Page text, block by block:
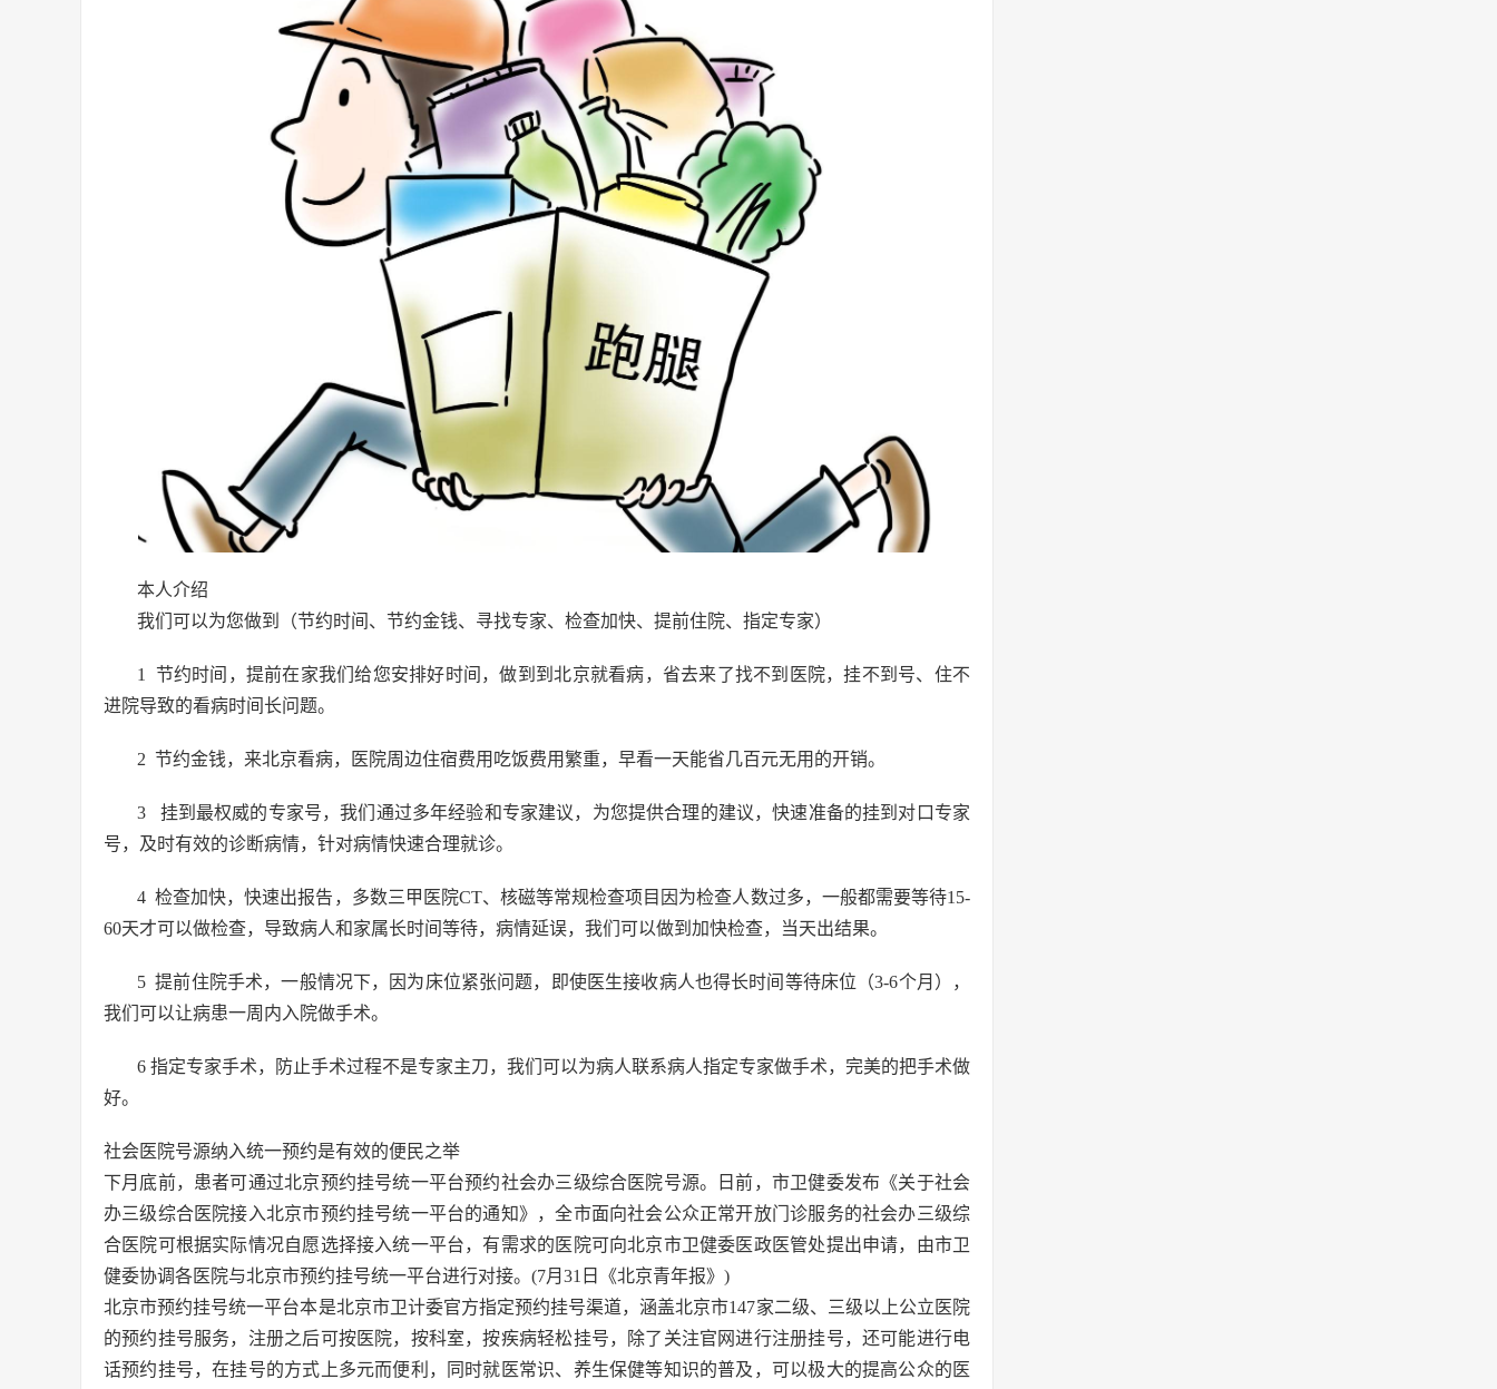
本人介绍
我们可以为您做到（节约时间、节约金钱、寻找专家、检查加快、提前住院、指定专家）
1 节约时间，提前在家我们给您安排好时间，做到到北京就看病，省去来了找不到医院，挂不到号、住不
进院导致的看病时间长问题。
2 节约金钱，来北京看病，医院周边住宿费用吃饭费用繁重，早看一天能省几百元无用的开销。
3 挂到最权威的专家号，我们通过多年经验和专家建议，为您提供合理的建议，快速准备的挂到对口专家
号，及时有效的诊断病情，针对病情快速合理就诊。
4 检查加快，快速出报告，多数三甲医院CT、核磁等常规检查项目因为检查人数过多，一般都需要等待15-
60天才可以做检查，导致病人和家属长时间等待，病情延误，我们可以做到加快检查，当天出结果。
5 提前住院手术，一般情况下，因为床位紧张问题，即使医生接收病人也得长时间等待床位（3-6个月），
我们可以让病患一周内入院做手术。
6 指定专家手术，防止手术过程不是专家主刀，我们可以为病人联系病人指定专家做手术，完美的把手术做
好。
社会医院号源纳入统一预约是有效的便民之举
下月底前，患者可通过北京预约挂号统一平台预约社会办三级综合医院号源。日前，市卫健委发布《关于社会
办三级综合医院接入北京市预约挂号统一平台的通知》，全市面向社会公众正常开放门诊服务的社会办三级综
合医院可根据实际情况自愿选择接入统一平台，有需求的医院可向北京市卫健委医政医管处提出申请，由市卫
健委协调各医院与北京市预约挂号统一平台进行对接。(7月31日《北京青年报》)
北京市预约挂号统一平台本是北京市卫计委官方指定预约挂号渠道，涵盖北京市147家二级、三级以上公立医院
的预约挂号服务，注册之后可按医院，按科室，按疾病轻松挂号，除了关注官网进行注册挂号，还可能进行电
话预约挂号，在挂号的方式上多元而便利，同时就医常识、养生保健等知识的普及，可以极大的提高公众的医